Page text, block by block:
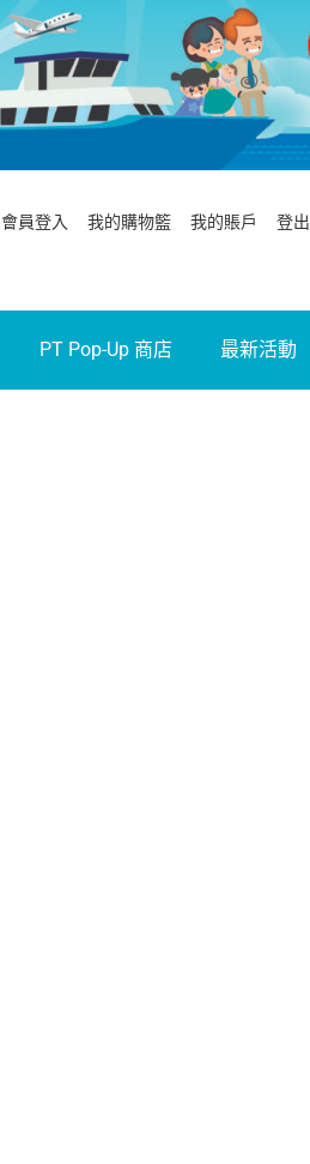
會員登入 我的購物籃 我的賬戶 登出
PT Pop-Up 商店 最新活動